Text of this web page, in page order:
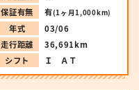
保証有無
有(1ヶ月1,000km)
年式
03/06
走行距離
36,691km
シフト
Ｉ ＡＴ